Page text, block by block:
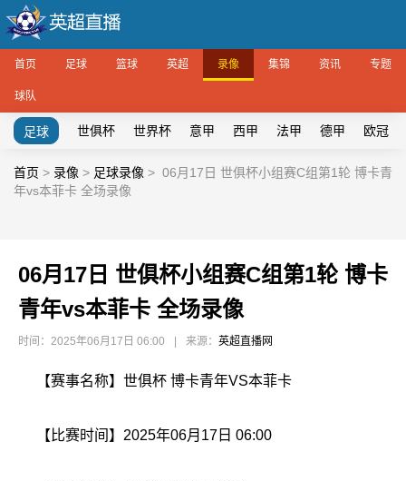
首页 足球 篮球 英超 录像 集锦 资讯 专题
球队
足球 世俱杯 世界杯 意甲 西甲 法甲 德甲 欧冠
首页 > 录像 > 足球录像 > 06月17日 世俱杯小组赛C组第1轮 博卡青
年vs本菲卡 全场录像
06月17日 世俱杯小组赛C组第1轮 博卡
青年vs本菲卡 全场录像
时间：2025年06月17日 06:00 来源： 英超直播网
【赛事名称】世俱杯 博卡青年VS本菲卡
【比赛时间】2025年06月17日 06:00